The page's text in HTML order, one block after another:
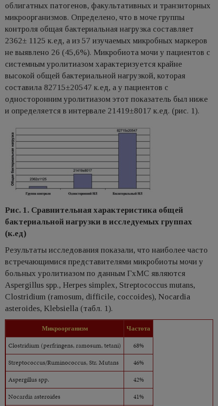
облигатных патогенов, факультативных и транзиторных
микроорганизмов. Определено, что в моче группы
контроля общая бактериальная нагрузка составляет
2362± 1125 к.ед, а из 57 изучаемых микробных маркеров
не выявлено 26 (45,6%). Микробиота мочи у пациентов с
системным уролитиазом характеризуется крайне
высокой общей бактериальной нагрузкой, которая
составила 82715±20547 к.ед, а у пациентов с
односторонним уролитиазом этот показатель был ниже
и определяется в интервале 21419±8017 к.ед. (рис. 1).
Рис. 1. Сравнительная характеристика общей
бактериальной нагрузки в исследуемых группах
(к.ед)
Результаты исследования показали, что наиболее часто
встречающимися представителями микробиоты мочи у
больных уролитиазом по данным ГхМС являются
Aspergillus spp., Herpes simplex, Streptococcus mutans,
Clostridium (ramosum, difficile, coccoides), Nocardia
asteroides, Klebsiella (табл. 1).
Микроорганизм
Частота
Clostridium (perfringens, ramosum, tetani)
68%
Streptococcus/Ruminococcus, Str. Mutans
46%
Aspergillus spp.
42%
Nocardia asteroides
41%